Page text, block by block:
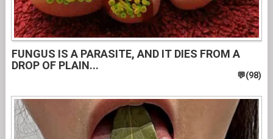
FUNGUS IS A PARASITE, AND IT DIES FROM A
DROP OF PLAIN...